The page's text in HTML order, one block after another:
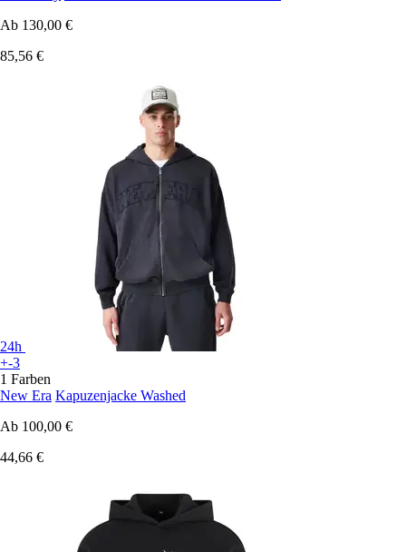
Ab 130,00 €
85,56 €
24h
+-3
1 Farben
New Era Kapuzenjacke Washed
Ab 100,00 €
44,66 €